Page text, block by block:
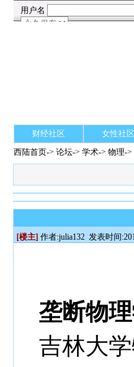
财经社区 女性社区
西陆首页->论坛->学术-> 物理->
[楼主] 作者:julia132 发表时间
垄断物
吉林大